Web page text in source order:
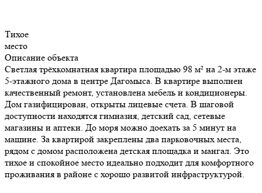
Тихое
место
Описание объекта
Светлая трёхкомнатная квартира площадью 98 м² на 2-м этаже
5-этажного дома в центре Дагомыса. В квартире выполнен
качественный ремонт, установлена мебель и кондиционеры.
Дом газифицирован, открыты лицевые счета. В шаговой
доступности находятся гимназия, детский сад, сетевые
магазины и аптеки. До моря можно доехать за 5 минут на
машине. За квартирой закреплены два парковочных места,
рядом с домом расположена детская площадка и мангал. Это
тихое и спокойное место идеально подходит для комфортного
проживания в районе с хорошо развитой инфраструктурой.